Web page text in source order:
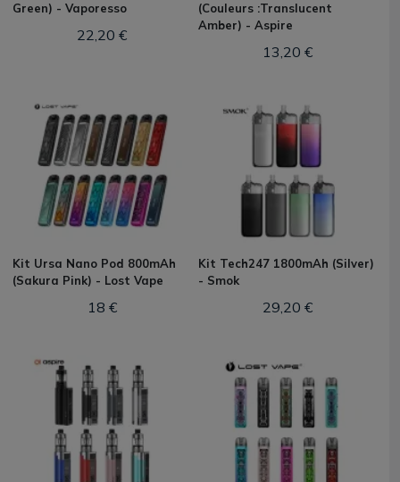
Green) - Vaporesso
22,20 €
(Couleurs :Translucent
Amber) - Aspire
13,20 €
Kit Ursa Nano Pod 800mAh
(Sakura Pink) - Lost Vape
18 €
Kit Tech247 1800mAh (Silver)
- Smok
29,20 €